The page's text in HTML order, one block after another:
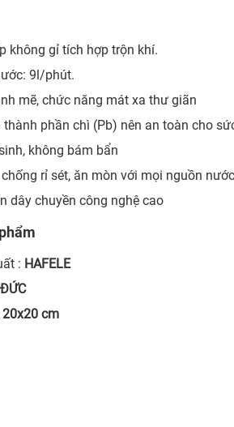
không gỉ tích hợp trộn khí.
9l/phút.
mẽ, chức năng mát xa thư giãn
thành phần chì (Pb) nên an toàn cho
không bám bẩn
rỉ sét, ăn mòn với mọi nguồn nước
dây chuyền công nghệ cao
: HAFELE
ĐỨC
20x20 cm